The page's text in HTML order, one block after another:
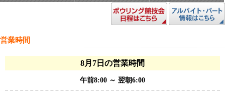
営業時間
8月7日の営業時間
午前8:00 ～ 翌朝6:00